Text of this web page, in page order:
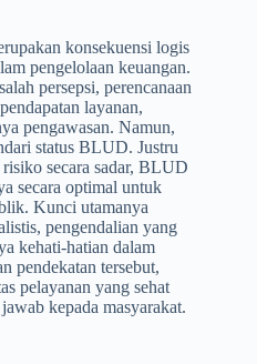
konsekuensi logis
pengelolaan keuangan.
persepsi, perencanaan
layanan,
pengawasan. Namun,
status BLUD. Justru
secara sadar, BLUD
secara optimal untuk
Kunci utamanya
pengendalian yang
kehati-hatian dalam
pendekatan tersebut,
pelayanan yang sehat
kepada masyarakat.